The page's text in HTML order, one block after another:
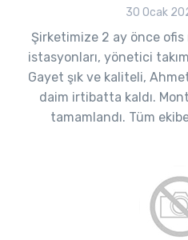
30 Ocak
Şirketimize 2 ay önce ofis
istasyonları, yönetici
Gayet şık ve kaliteli,
daim irtibatta kaldı.
tamamlandı. Tüm